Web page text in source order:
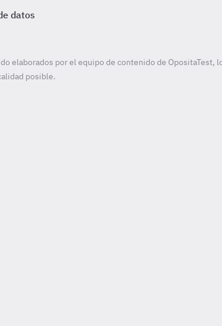
datos
elaborados por el equipo de contenido de OpositaTest,
posible.